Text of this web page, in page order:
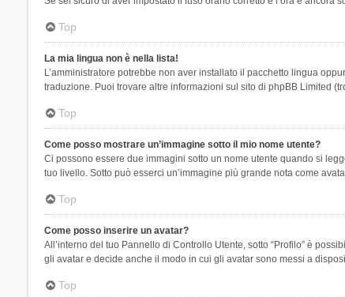
Top
La mia lingua non è nella lista!
L’amministratore potrebbe non aver installato il pacchetto lingua
traduzione. Puoi trovare altre informazioni sul sito di phpBB Limited
Top
Come posso mostrare un’immagine sotto il mio nome utente?
Ci possono essere due immagini sotto un nome utente quando si
tuo livello. Sotto può esserci un’immagine più grande nota come
Top
Come posso inserire un avatar?
All’interno del tuo Pannello di Controllo Utente, sotto “Profilo” è
gli avatar e decide anche il modo in cui gli avatar sono messi a
Top